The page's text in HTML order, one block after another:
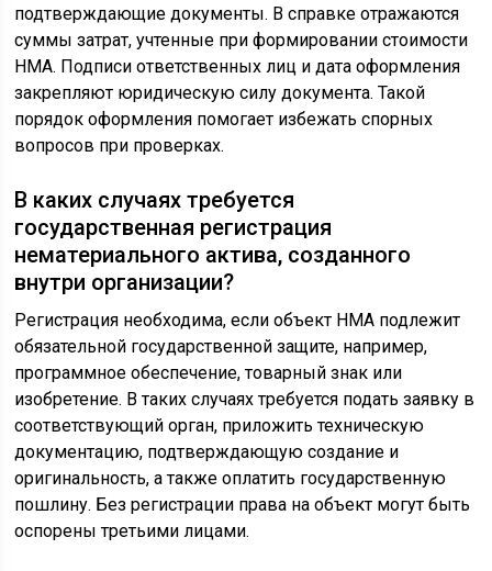
подтверждающие документы. В справке отражаются
суммы затрат, учтенные при формировании стоимости
НМА. Подписи ответственных лиц и дата оформления
закрепляют юридическую силу документа. Такой
порядок оформления помогает избежать спорных
вопросов при проверках.
В каких случаях требуется
государственная регистрация
нематериального актива, созданного
внутри организации?
Регистрация необходима, если объект НМА подлежит
обязательной государственной защите, например,
программное обеспечение, товарный знак или
изобретение. В таких случаях требуется подать заявку в
соответствующий орган, приложить техническую
документацию, подтверждающую создание и
оригинальность, а также оплатить государственную
пошлину. Без регистрации права на объект могут быть
оспорены третьими лицами.